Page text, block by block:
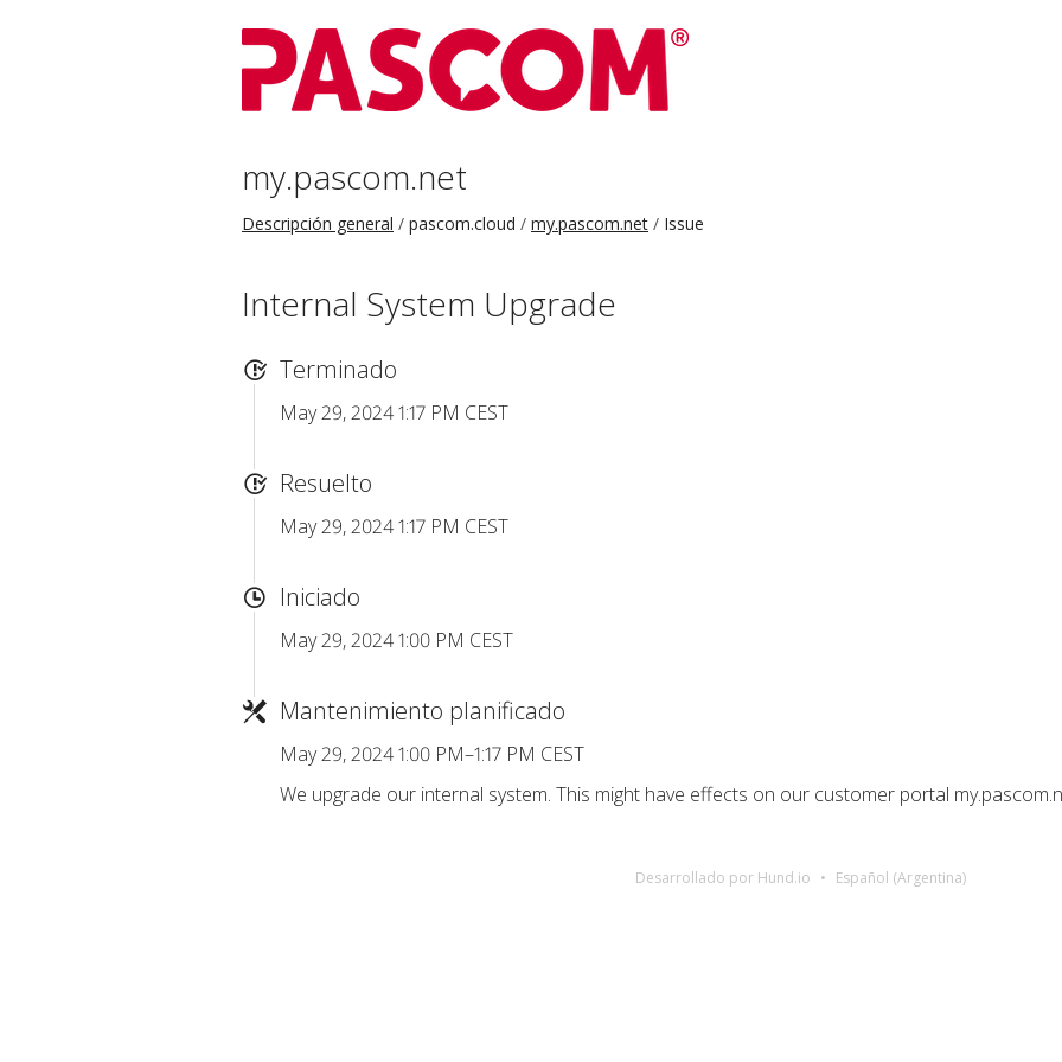
my.pascom.net
Descripción general pascom.cloud my.pascom.net Issue
Internal System Upgrade
Terminado
May 29, 2024 1:17 PM CEST
Resuelto
May 29, 2024 1:17 PM CEST
Iniciado
May 29, 2024 1:00 PM CEST
Mantenimiento planificado
May 29, 2024 1:00 PM–1:17 PM CEST
We upgrade our internal system. This might have effects on our customer portal
Desarrollado por Hund.io Español (Argentina)